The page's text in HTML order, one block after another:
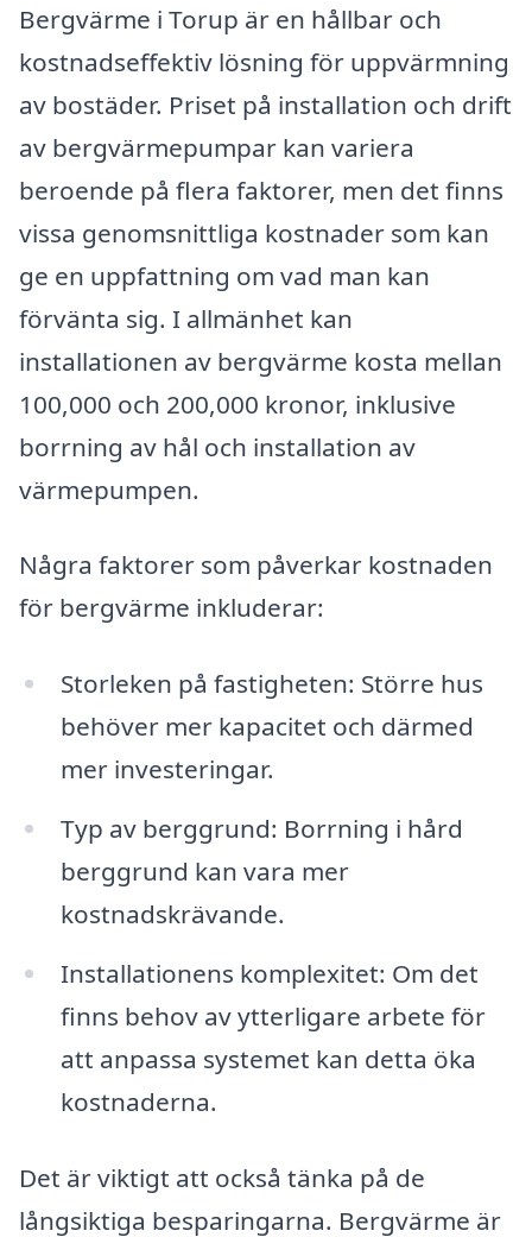
Bergvärme i Torup är en hållbar och
kostnadseffektiv lösning för uppvärmning
av bostäder. Priset på installation och drift
av bergvärmepumpar kan variera
beroende på flera faktorer, men det finns
vissa genomsnittliga kostnader som kan
ge en uppfattning om vad man kan
förvänta sig. I allmänhet kan
installationen av bergvärme kosta mellan
100,000 och 200,000 kronor, inklusive
borrning av hål och installation av
värmepumpen.
Några faktorer som påverkar kostnaden
för bergvärme inkluderar:
Storleken på fastigheten: Större hus
behöver mer kapacitet och därmed
mer investeringar.
Typ av berggrund: Borrning i hård
berggrund kan vara mer
kostnadskrävande.
Installationens komplexitet: Om det
finns behov av ytterligare arbete för
att anpassa systemet kan detta öka
kostnaderna.
Det är viktigt att också tänka på de
långsiktiga besparingarna. Bergvärme är